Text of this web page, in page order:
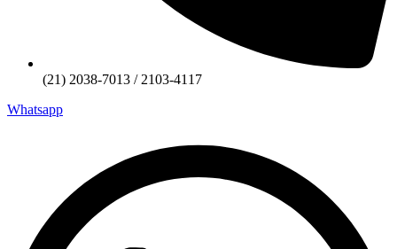
(21) 2038-7013 / 2103-4117
Whatsapp